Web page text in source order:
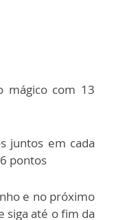
mágico com 13
juntos em cada
pontos
e no próximo
siga até o fim da